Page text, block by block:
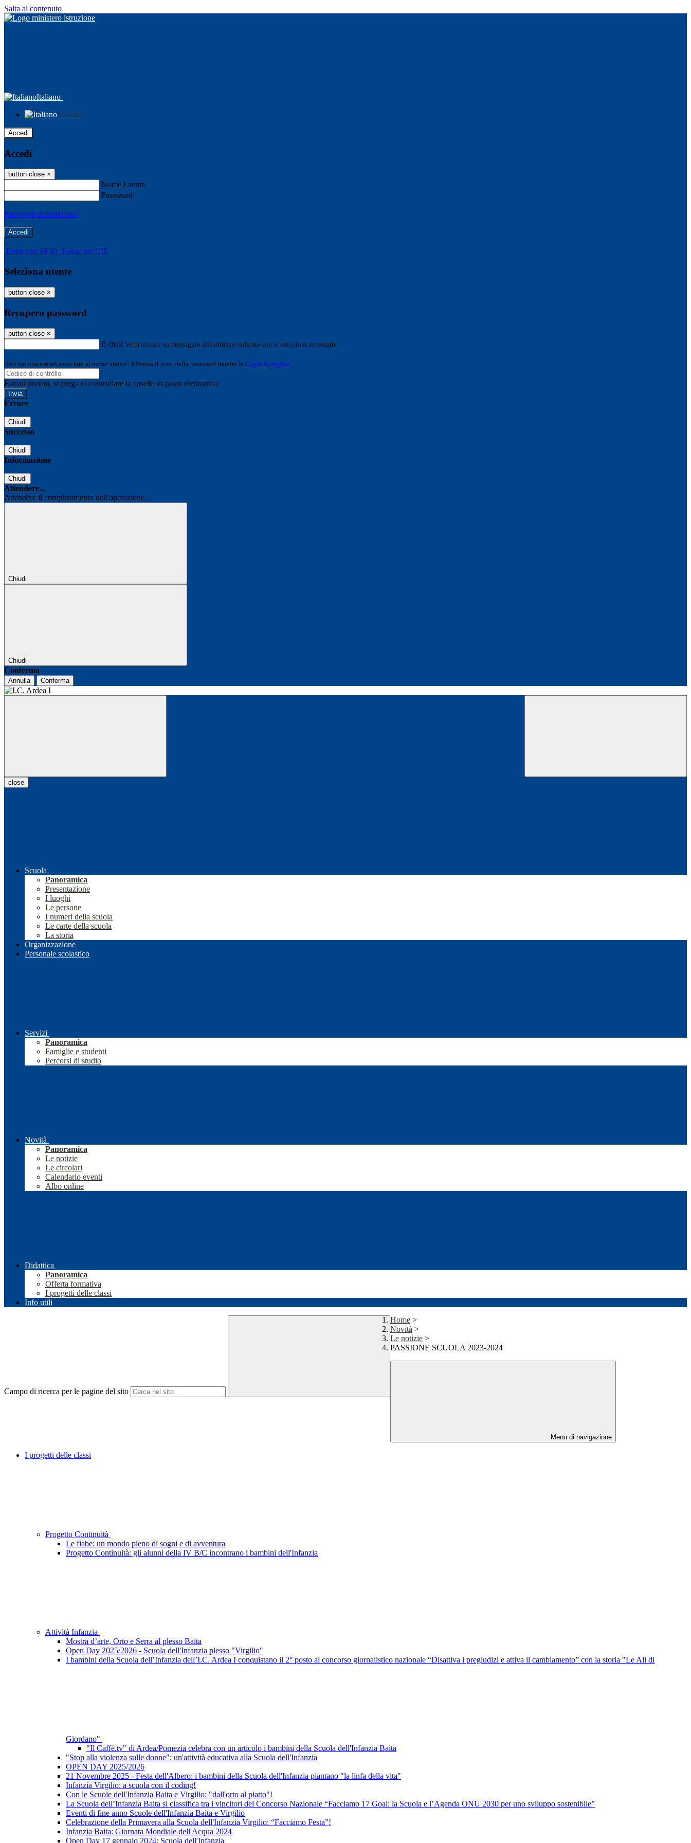
Salta al contenuto
Italiano
Italiano
Accedi
Accedi
button close ×
Nome Utente
Password
Password dimenticata?
-
Entra con SPID Entra con CIE
Seleziona utente
button close ×
Recupero password
button close ×
E-mail Verrà inviato un messaggio all'indirizzo indicato con le istruzioni necessarie.
Non hai una e-mail associata al nome utente? Effettua il reset della password tramite la Login Spaggiari
E-mail inviata, si prega di controllare la casella di posta elettronica!
Errore
Chiudi
Successo
Chiudi
Informazione
Chiudi
Attendere...
Attendere il completamento dell'operazione...
Chiudi
Chiudi
Conferma
Annulla Conferma
close
Scuola
Panoramica
Presentazione
I luoghi
Le persone
I numeri della scuola
Le carte della scuola
La storia
Organizzazione
Personale scolastico
Servizi
Panoramica
Famiglie e studenti
Percorsi di studio
Novità
Panoramica
Le notizie
Le circolari
Calendario eventi
Albo online
Didattica
Panoramica
Offerta formativa
I progetti delle classi
Info utili
Campo di ricerca per le pagine del sito
Home >
Novità >
Le notizie >
PASSIONE SCUOLA 2023-2024
Menu di navigazione
I progetti delle classi
Progetto Continuità
Le fiabe: un mondo pieno di sogni e di avventura
Progetto Continuità: gli alunni della IV B/C incontrano i bambini dell'Infanzia
Attività Infanzia
Mostra d’arte, Orto e Serra al plesso Baita
Open Day 2025/2026 - Scuola dell'Infanzia plesso "Virgilio"
I bambini della Scuola dell’Infanzia dell’I.C. Ardea I conquistano il 2° posto al concorso giornalistico nazionale “Disattiva i pregiudizi e attiva il cambiamento” con la storia "Le Ali di
Giordano"
"Il Caffè.tv" di Ardea/Pomezia celebra con un articolo i bambini della Scuola dell'Infanzia Baita
"Stop alla violenza sulle donne": un'attività educativa alla Scuola dell'Infanzia
OPEN DAY 2025/2026
21 Novembre 2025 - Festa dell'Albero: i bambini della Scuola dell'Infanzia piantano "la linfa della vita"
Infanzia Virgilio: a scuola con il coding!
Con le Scuole dell'Infanzia Baita e Virgilio: "dall'orto al piatto"!
La Scuola dell’Infanzia Baita si classifica tra i vincitori del Concorso Nazionale “Facciamo 17 Goal: la Scuola e l’Agenda ONU 2030 per uno sviluppo sostenibile”
Eventi di fine anno Scuole dell'Infanzia Baita e Virgilio
Celebrazione della Primavera alla Scuola dell'Infanzia Virgilio: “Facciamo Festa”!
Infanzia Baita: Giornata Mondiale dell'Acqua 2024
Open Day 17 gennaio 2024: Scuola dell'Infanzia